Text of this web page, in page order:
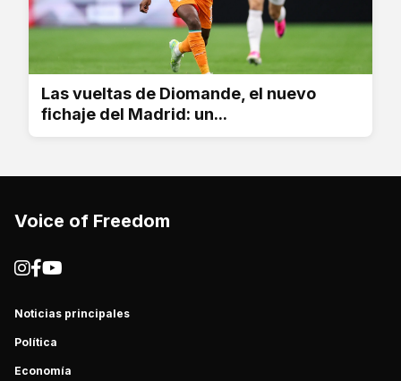
Las vueltas de Diomande, el nuevo
fichaje del Madrid: un...
Voice of Freedom
Noticias principales
Política
Economía